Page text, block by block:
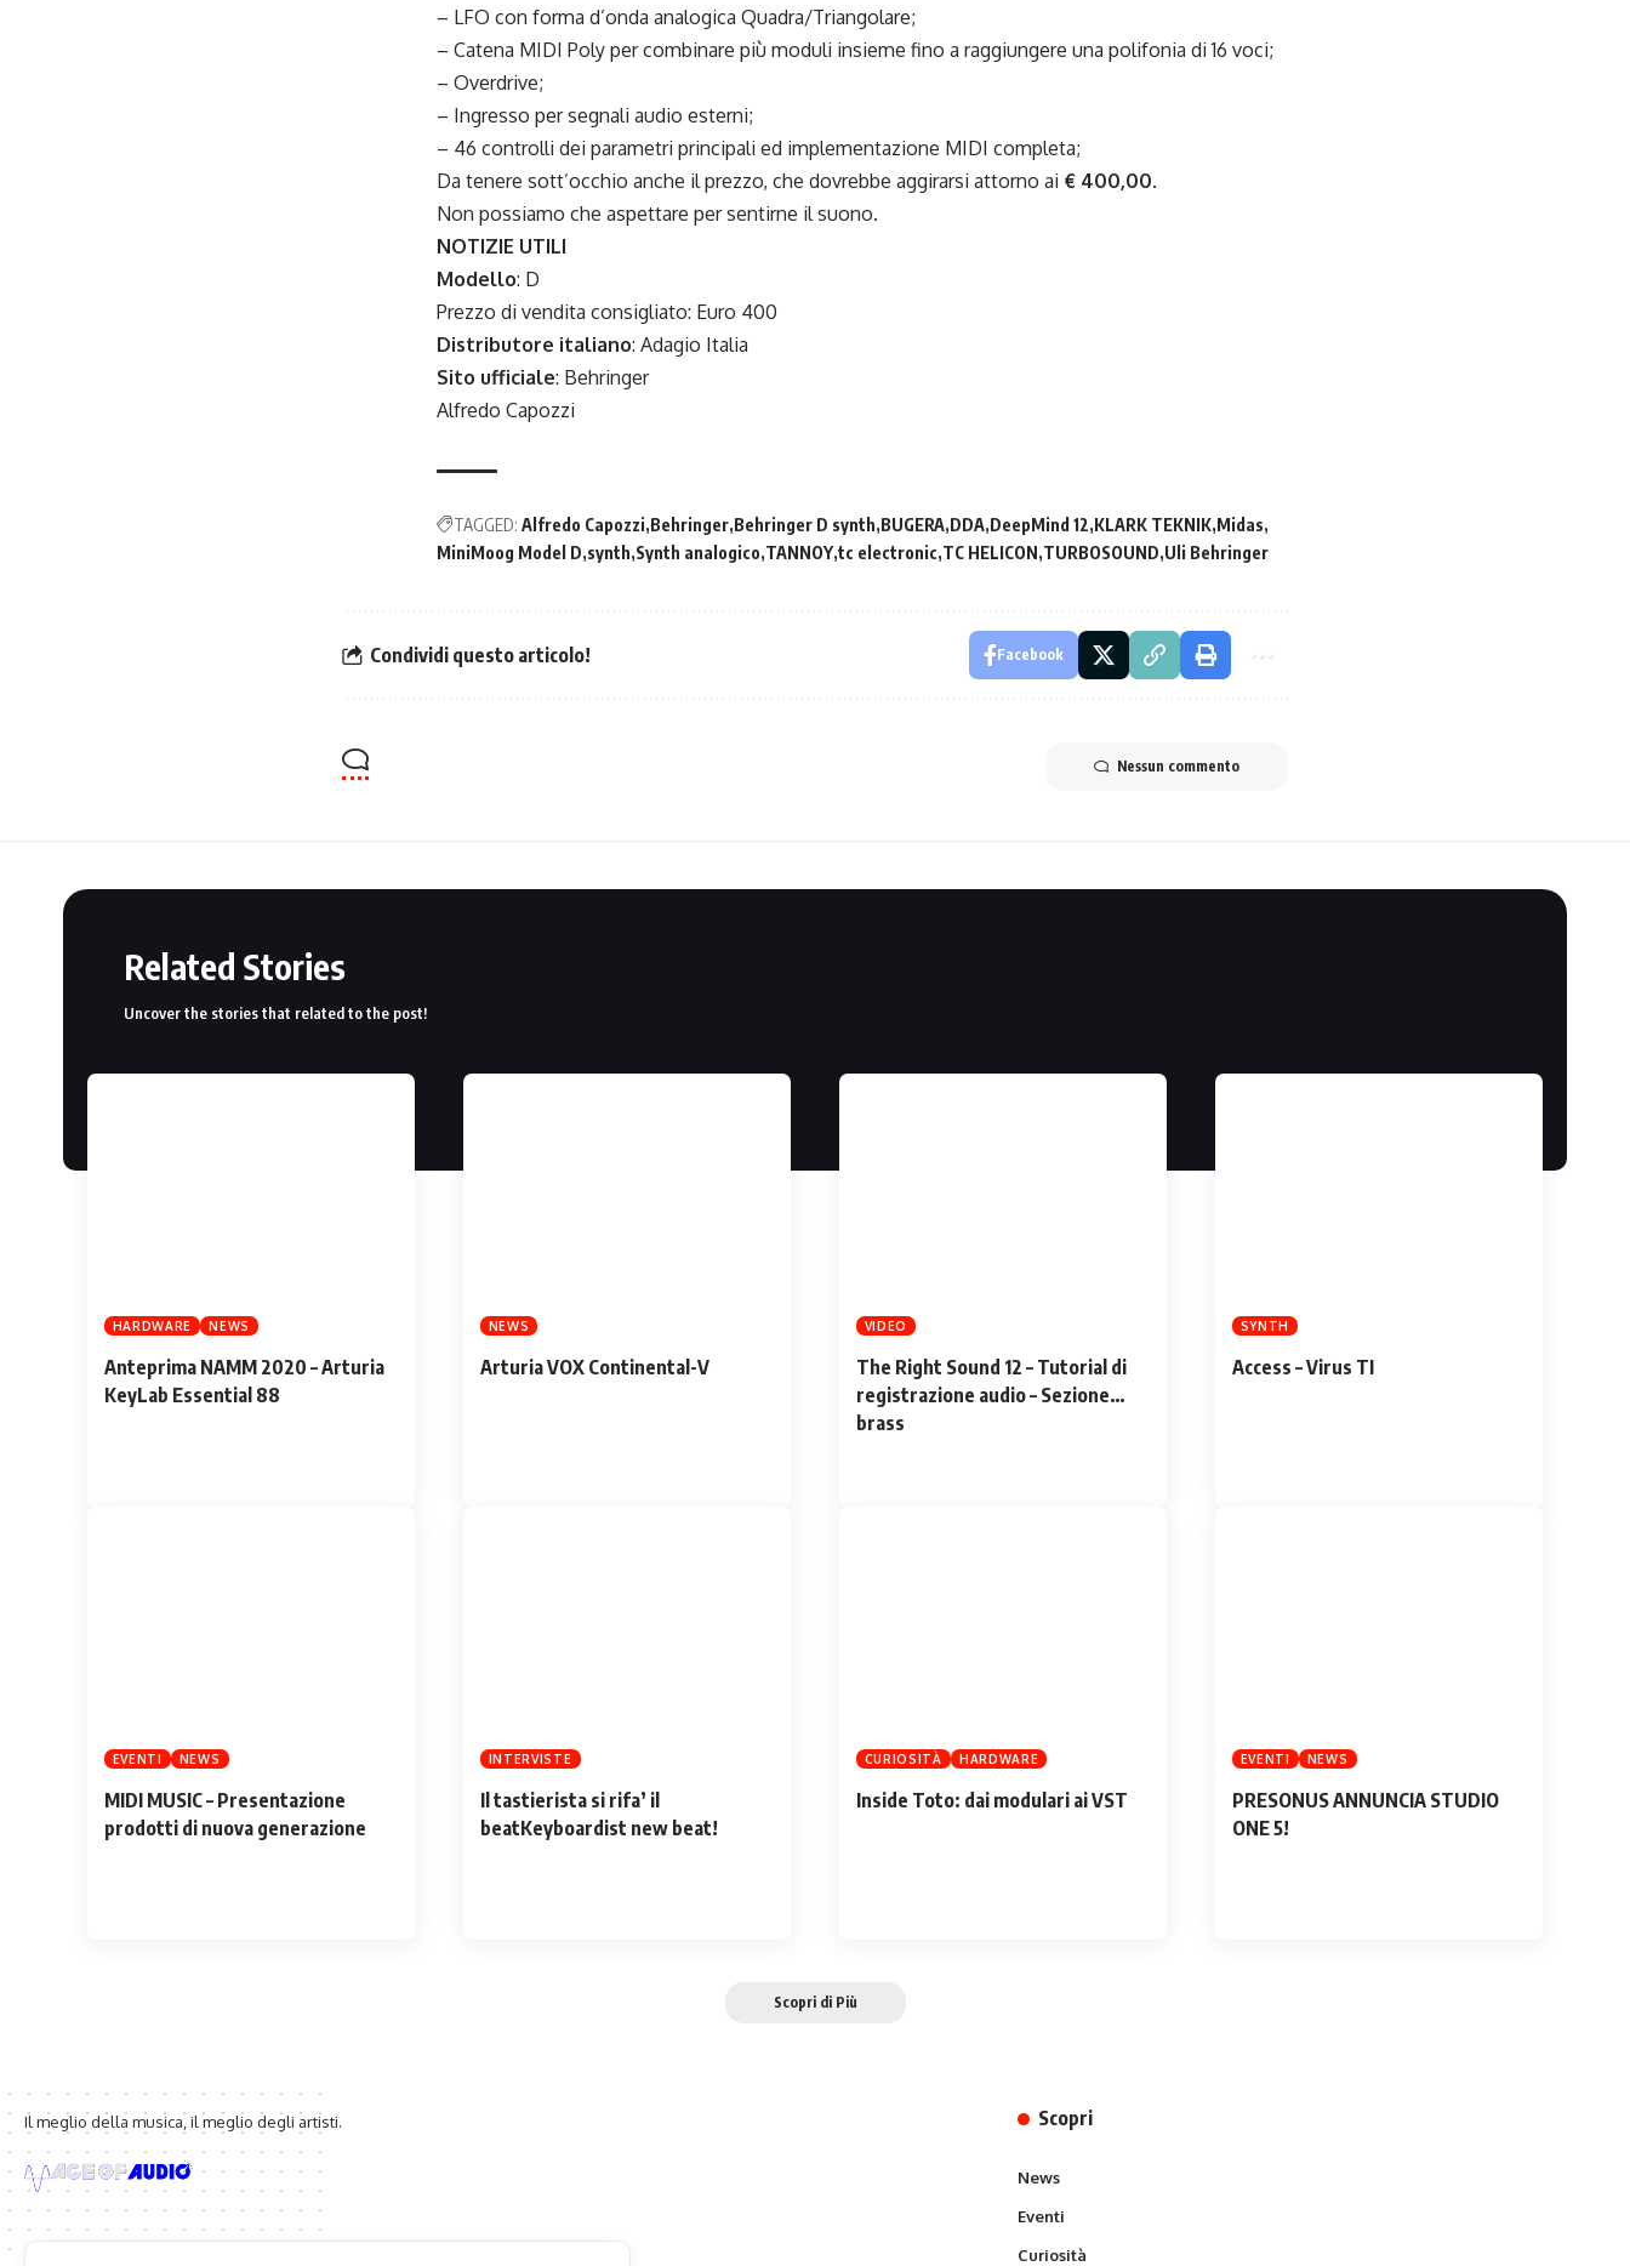
– LFO con forma d’onda analogica Quadra/Triangolare;
– Catena MIDI Poly per combinare più moduli insieme fino a raggiungere una polifonia di 16 voci;
– Overdrive;
– Ingresso per segnali audio esterni;
– 46 controlli dei parametri principali ed implementazione MIDI completa;
Da tenere sott’occhio anche il prezzo, che dovrebbe aggirarsi attorno ai € 400,00.
Non possiamo che aspettare per sentirne il suono.
NOTIZIE UTILI
Modello: D
Prezzo di vendita consigliato: Euro 400
Distributore italiano: Adagio Italia
Sito ufficiale: Behringer
Alfredo Capozzi
TAGGED: Alfredo Capozzi Behringer Behringer D synth BUGERA DDA DeepMind 12 KLARK TEKNIK Midas
MiniMoog Model D synth Synth analogico TANNOY tc electronic TC HELICON TURBOSOUND Uli Behringer
Condividi questo articolo! Facebook
Nessun commento
Related Stories
Uncover the stories that related to the post!
HARDWARE NEWS
Anteprima NAMM 2020 – Arturia
KeyLab Essential 88
NEWS
Arturia VOX Continental-V
VIDEO
The Right Sound 12 – Tutorial di
registrazione audio – Sezione
brass
SYNTH
Access – Virus TI
EVENTI NEWS
MIDI MUSIC – Presentazione
prodotti di nuova generazione
INTERVISTE
Il tastierista si rifa’ il
beatKeyboardist new beat!
CURIOSITÀ HARDWARE
Inside Toto: dai modulari ai VST
EVENTI NEWS
PRESONUS ANNUNCIA STUDIO
ONE 5!
Scopri di Più
Il meglio della musica, il meglio degli artisti. Scopri
News
Eventi
Curiosità